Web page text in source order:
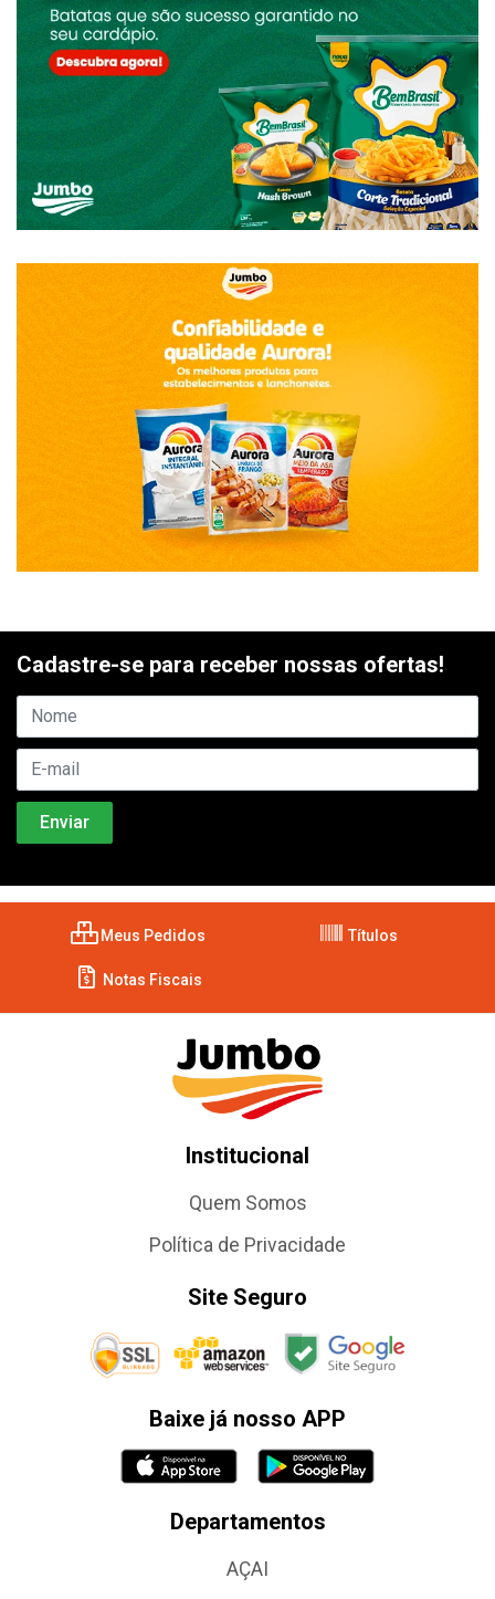
Cadastre-se para receber nossas ofertas!
Meus Pedidos Títulos
Notas Fiscais
Institucional
Quem Somos
Política de Privacidade
Site Seguro
Baixe já nosso APP
Departamentos
AÇAI